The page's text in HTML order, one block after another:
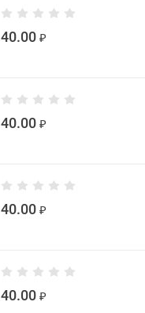
40.00 ₽
40.00 ₽
40.00 ₽
40.00 ₽